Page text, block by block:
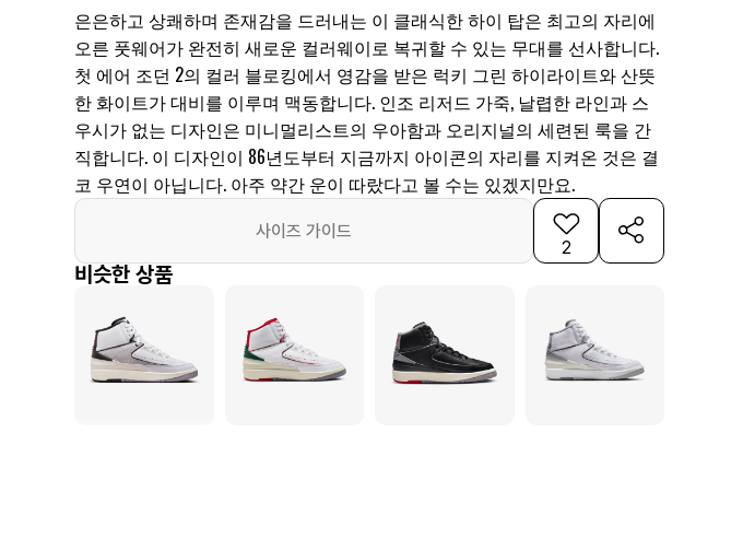
은은하고 상쾌하며 존재감을 드러내는 이 클래식한 하이 탑은 최고의 자리에
오른 풋웨어가 완전히 새로운 컬러웨이로 복귀할 수 있는 무대를 선사합니다.
첫 에어 조던 2의 컬러 블로킹에서 영감을 받은 럭키 그린 하이라이트와 산뜻
한 화이트가 대비를 이루며 맥동합니다. 인조 리저드 가죽, 날렵한 라인과 스
우시가 없는 디자인은 미니멀리스트의 우아함과 오리지널의 세련된 룩을 간
직합니다. 이 디자인이 86년도부터 지금까지 아이콘의 자리를 지켜온 것은 결
코 우연이 아닙니다. 아주 약간 운이 따랐다고 볼 수는 있겠지만요.
사이즈 가이드
2
비슷한 상품